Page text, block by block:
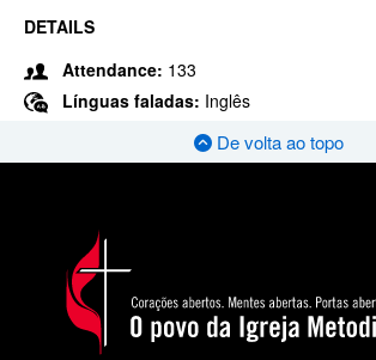
DETAILS
Attendance: 133
Línguas faladas: Inglês
De volta ao topo